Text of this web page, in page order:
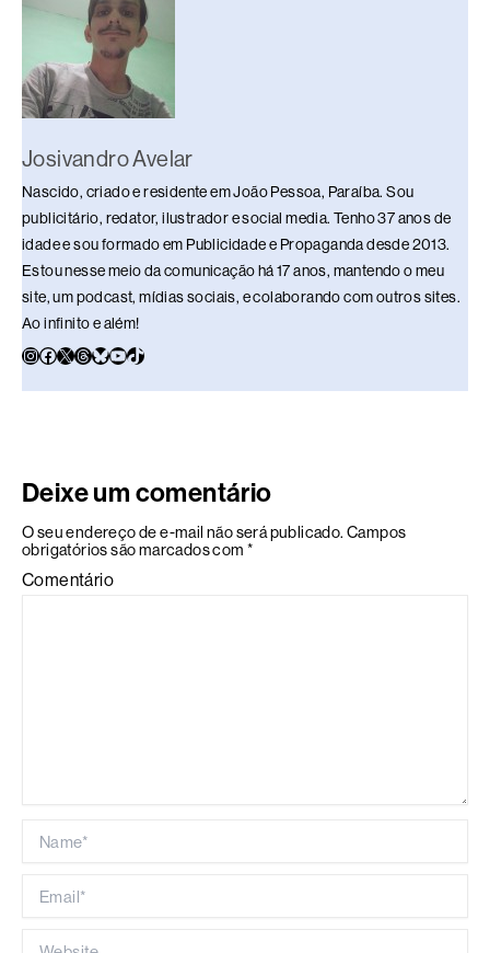
o
Josivandro Avelar
Nascido, criado e residente em João Pessoa, Paraíba. Sou
publicitário, redator, ilustrador e social media. Tenho 37 anos de
idade e sou formado em Publicidade e Propaganda desde 2013.
Estou nesse meio da comunicação há 17 anos, mantendo o meu
site, um podcast, mídias sociais, e colaborando com outros sites.
Ao infinito e além!
Deixe um comentário
O seu endereço de e-mail não será publicado. Campos
obrigatórios são marcados com *
Comentário